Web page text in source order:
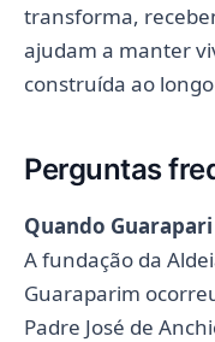
transforma,
ajudam a manter
construída ao
Perguntas
Quando
A fundação da
Guaraparim
Padre José de